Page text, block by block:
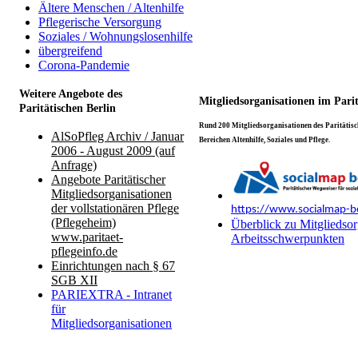
Ältere Menschen / Altenhilfe
Pflegerische Versorgung
Soziales / Wohnungslosenhilfe
übergreifend
Corona-Pandemie
Weitere Angebote des
Paritätischen Berlin
Mitgliedsorganisationen im
AlSoPfleg Archiv / Januar
2006 - August 2009 (auf
Anfrage)
Angebote Paritätischer
Mitgliedsorganisationen
der vollstationären Pflege
(Pflegeheim)
www.paritaet-
pflegeinfo.de
Einrichtungen nach § 67
SGB XII
PARIEXTRA - Intranet
für
Mitgliedsorganisationen
Rund 200 Mitgliedsorganisationen des
Bereichen Altenhilfe, Soziales und Pflege.
https://www.socialmap-
Überblick zu
Arbeitsschwerpunkten